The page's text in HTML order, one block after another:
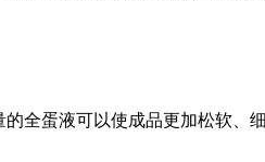
蛋液可以使成品更加松软、细